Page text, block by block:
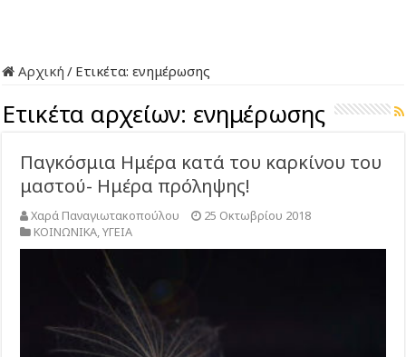
Αρχική / Ετικέτα:ενημέρωσης
Ετικέτα αρχείων: ενημέρωσης
Παγκόσμια Ημέρα κατά του καρκίνου του
μαστού- Ημέρα πρόληψης!
Χαρά Παναγιωτακοπούλου
25 Οκτωβρίου 2018
ΚΟΙΝΩΝΙΚΑ,ΥΓΕΙΑ